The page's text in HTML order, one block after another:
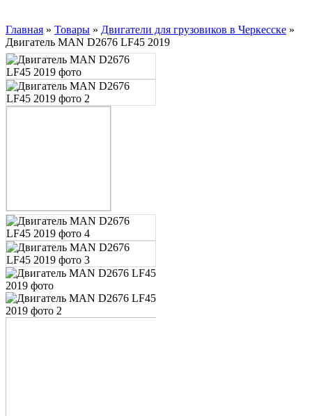
Главная » Товары » Двигатели для грузовиков в Черкесске »
Двигатель MAN D2676 LF45 2019